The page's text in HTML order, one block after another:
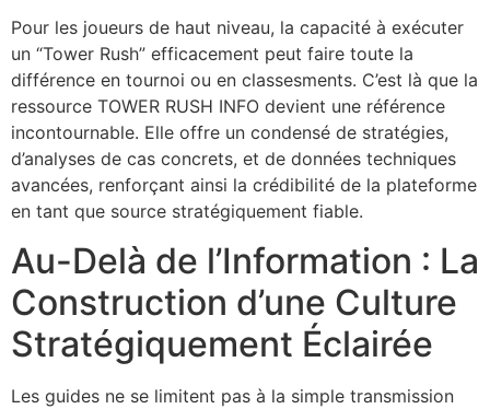
Pour les joueurs de haut niveau, la capacité à exécuter
un “Tower Rush” efficacement peut faire toute la
différence en tournoi ou en classesments. C’est là que la
ressource TOWER RUSH INFO devient une référence
incontournable. Elle offre un condensé de stratégies,
d’analyses de cas concrets, et de données techniques
avancées, renforçant ainsi la crédibilité de la plateforme
en tant que source stratégiquement fiable.
Au-Delà de l’Information : La
Construction d’une Culture
Stratégiquement Éclairée
Les guides ne se limitent pas à la simple transmission